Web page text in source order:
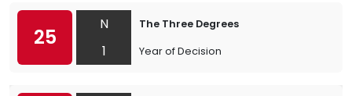
25
N
1
The Three Degrees
Year of Decision